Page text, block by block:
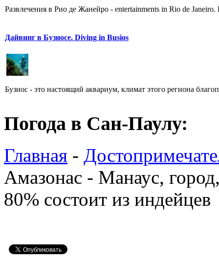
Развлечения в Рио де Жанейро - еntertainments in Rio de
Дайвинг в Бузиосе. Diving in Busios
Бузиос - это настоящий аквариум, климат этого региона
Погода в Сан-Паулу:
Главная -
Амазонас - Манаус,
80% состоит из индейцев